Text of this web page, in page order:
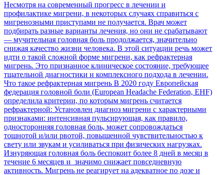
Несмотря на современный прогресс в лечении и
профилактике мигрени, в некоторых случаях справиться с
мигренозными приступами не получается. Врач может
подбирать разные варианты лечения, но они не срабатывают
— мучительная головная боль продолжается, значительно
снижая качество жизни человека. В этой ситуации речь может
идти о такой сложной форме мигрени, как рефрактерная
мигрень. Это признанное клиническое состояние, требующее
тщательной диагностики и комплексного подхода в лечении.
Что такое рефрактерная мигрень В 2020 году Европейская
федерация головной боли (European Headache Federation, EHF)
определила критерии, по которым мигрень считается
рефрактерной: Установлен диагноз мигрени с характерными
признаками: интенсивная пульсирующая, как правило,
односторонняя головная боль, может сопровождаться
тошнотой и/или рвотой, повышенной чувствительностью к
свету или звукам и усиливаться при физических нагрузках.
Изнуряющая головная боль беспокоит более 8 дней в месяц в
течение 6 месяцев и значимо снижает повседневную
активность. Мигрень не реагирует на адекватное по дозе и